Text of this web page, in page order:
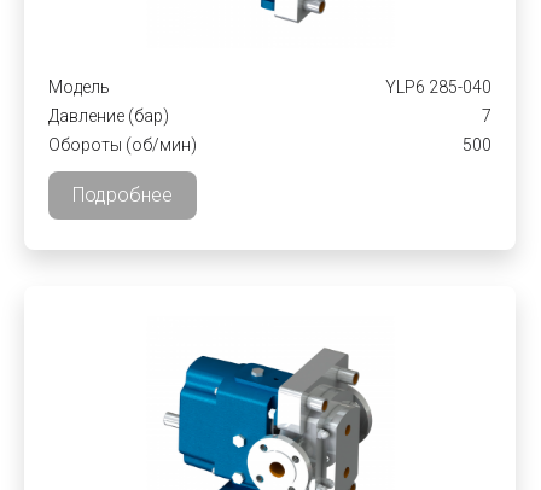
Модель
YLP6 285-040
Давление (бар)
7
Обороты (об/мин)
500
Подробнее